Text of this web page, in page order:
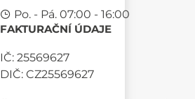
Po. - Pá. 07:00 - 16:00
FAKTURAČNÍ ÚDAJE
IČ: 25569627
DIČ: CZ25569627